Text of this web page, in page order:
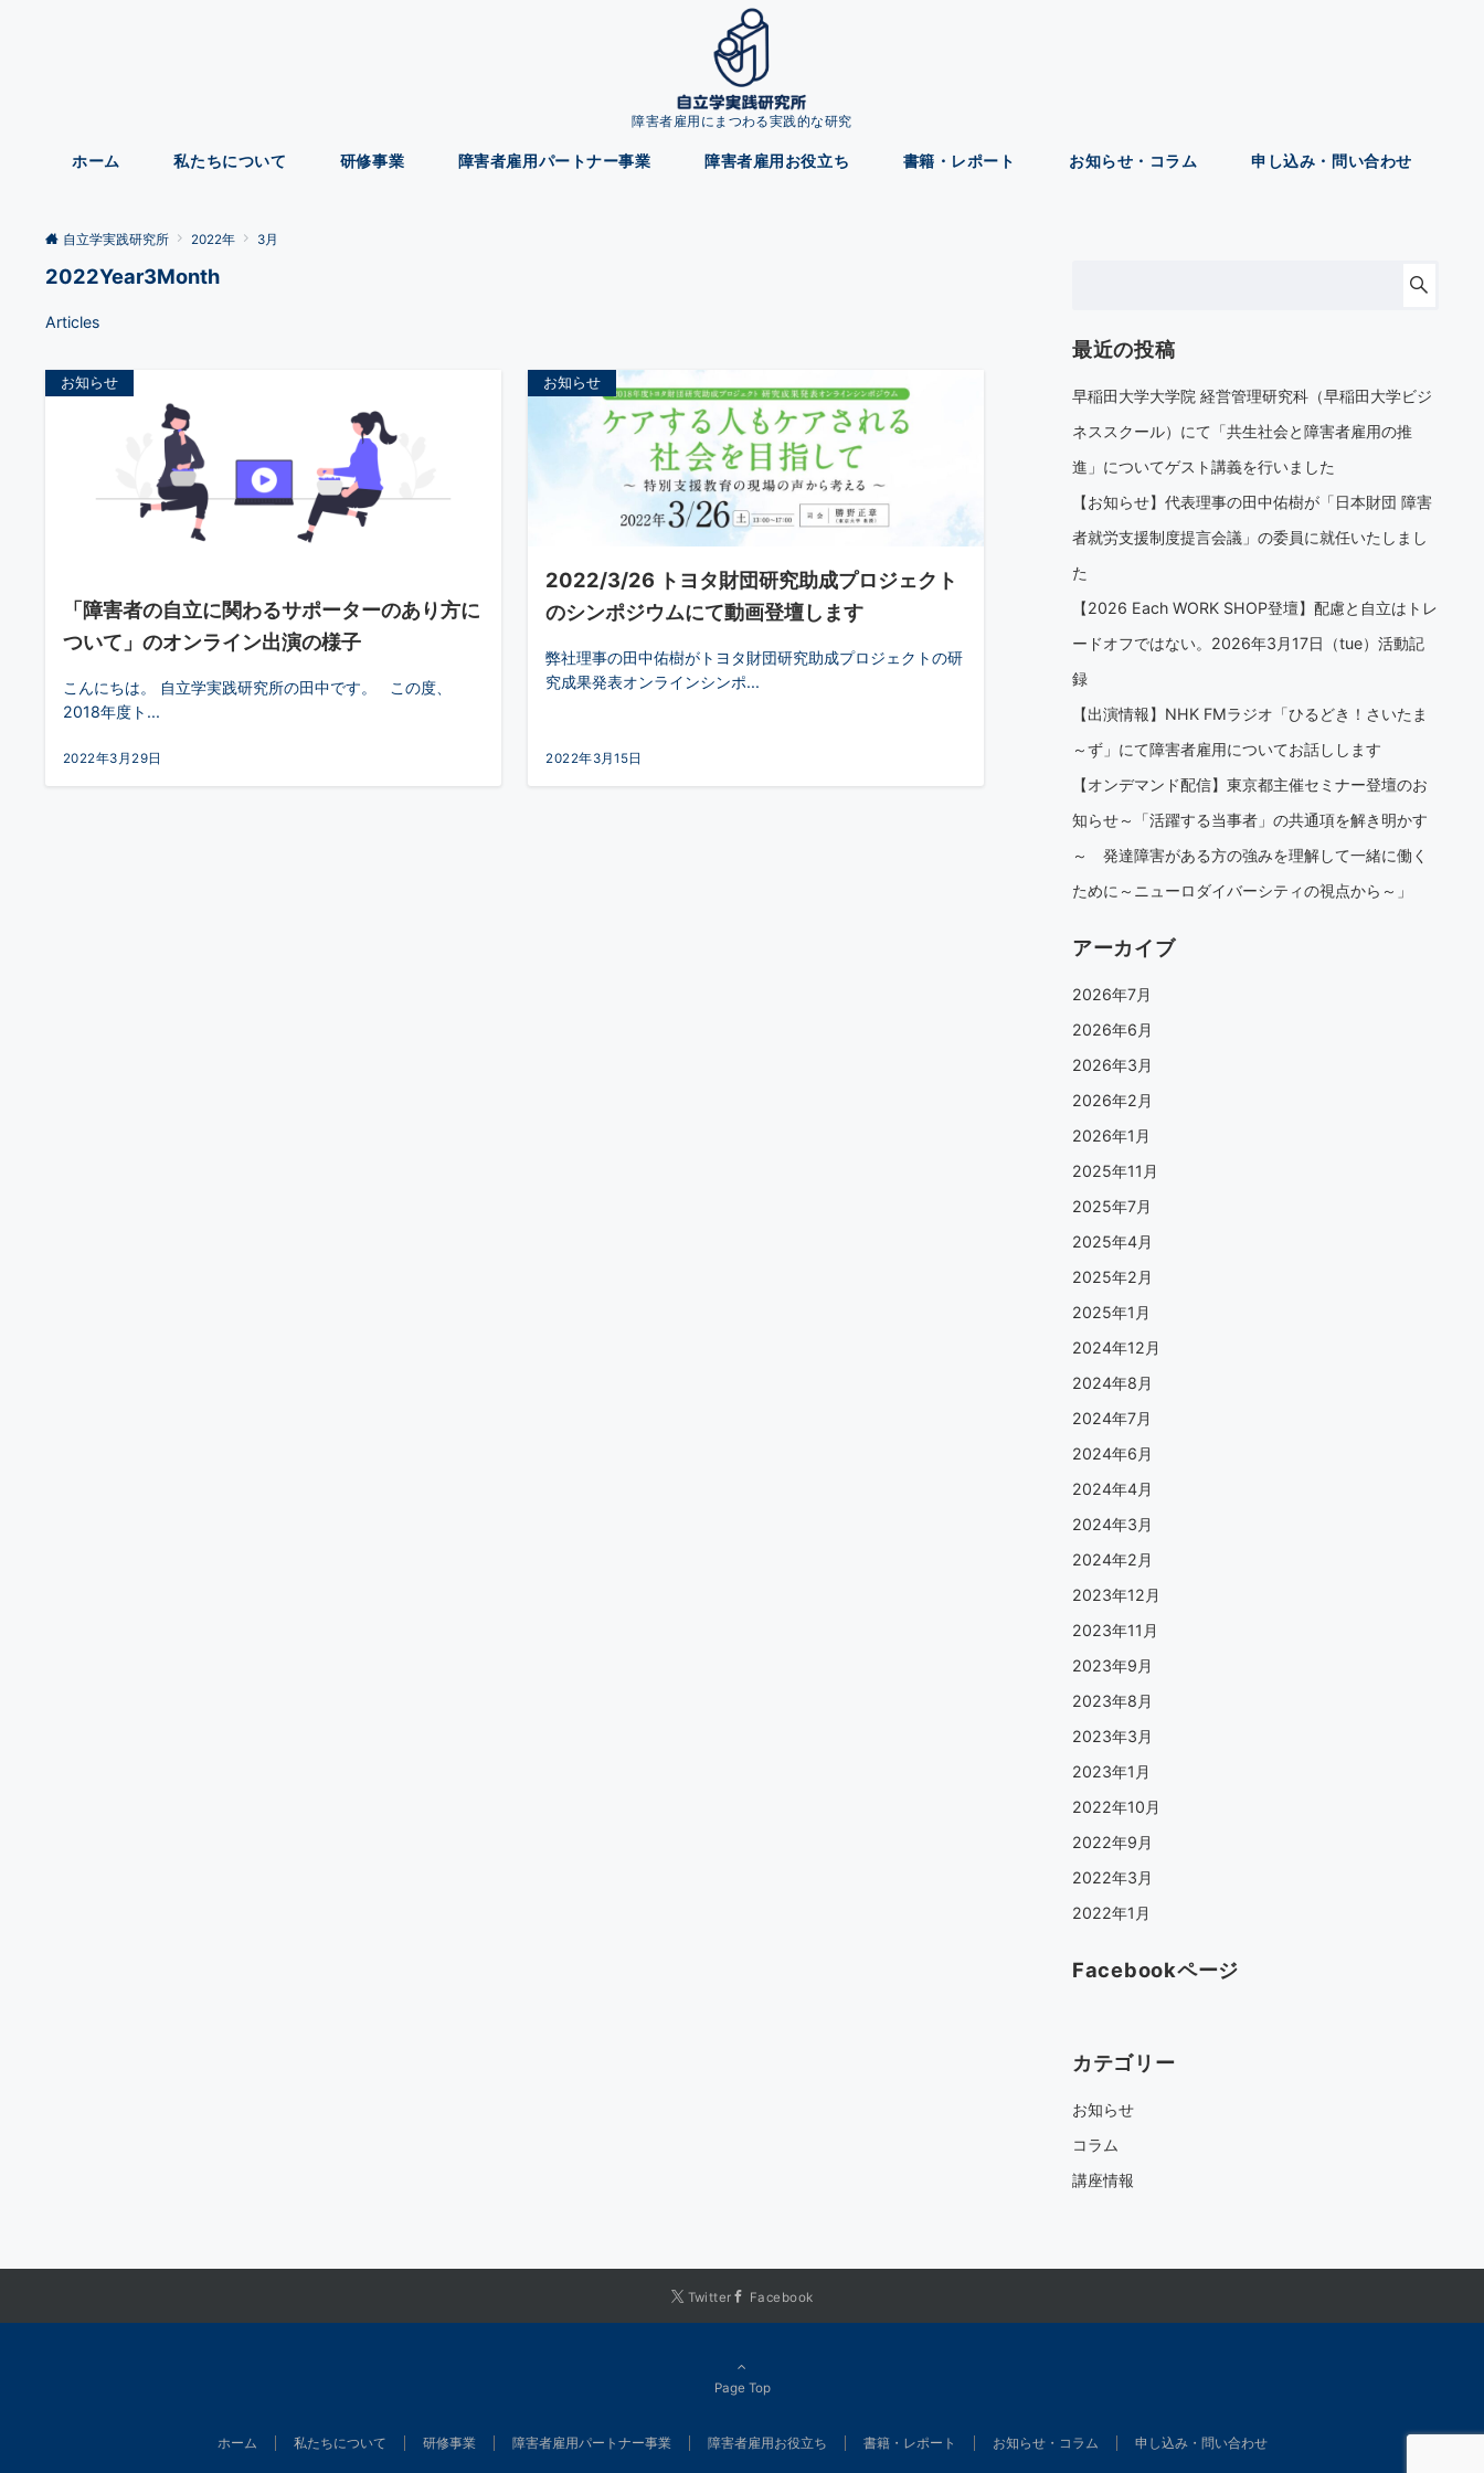
障害者雇用にまつわる実践的な研究
ホーム 私たちについて 研修事業 障害者雇用パートナー事業 障害者雇用お役立ち 書籍・レポート お知らせ・コラム 申し込み・問い合わせ
自立学実践研究所 2022年 3月
2022Year3Month
Articles
お知らせ
「障害者の自立に関わるサポーターのあり方に
ついて」のオンライン出演の様子
こんにちは。 自立学実践研究所の田中です。 この度、
2018年度ト...
2022年3月29日
お知らせ
2022/3/26 トヨタ財団研究助成プロジェクト
のシンポジウムにて動画登壇します
弊社理事の田中佑樹がトヨタ財団研究助成プロジェクトの研
究成果発表オンラインシンポ...
2022年3月15日
最近の投稿
早稲田大学大学院 経営管理研究科（早稲田大学ビジ
ネススクール）にて「共生社会と障害者雇用の推
進」についてゲスト講義を行いました
【お知らせ】代表理事の田中佑樹が「日本財団 障害
者就労支援制度提言会議」の委員に就任いたしまし
た
【2026 Each WORK SHOP登壇】配慮と自立はトレ
ードオフではない。2026年3月17日（tue）活動記
録
【出演情報】NHK FMラジオ「ひるどき！さいたま
～ず」にて障害者雇用についてお話しします
【オンデマンド配信】東京都主催セミナー登壇のお
知らせ～「活躍する当事者」の共通項を解き明かす
～ 発達障害がある方の強みを理解して一緒に働く
ために～ニューロダイバーシティの視点から～」
アーカイブ
2026年7月
2026年6月
2026年3月
2026年2月
2026年1月
2025年11月
2025年7月
2025年4月
2025年2月
2025年1月
2024年12月
2024年8月
2024年7月
2024年6月
2024年4月
2024年3月
2024年2月
2023年12月
2023年11月
2023年9月
2023年8月
2023年3月
2023年1月
2022年10月
2022年9月
2022年3月
2022年1月
Facebookページ
カテゴリー
お知らせ
コラム
講座情報
Twitter Facebook
Page Top
ホーム 私たちについて 研修事業 障害者雇用パートナー事業 障害者雇用お役立ち 書籍・レポート お知らせ・コラム 申し込み・問い合わせ